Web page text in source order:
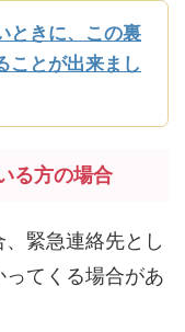
ときに、この裏
ことが出来まし
る方の場合
緊急連絡先とし
てくる場合があ